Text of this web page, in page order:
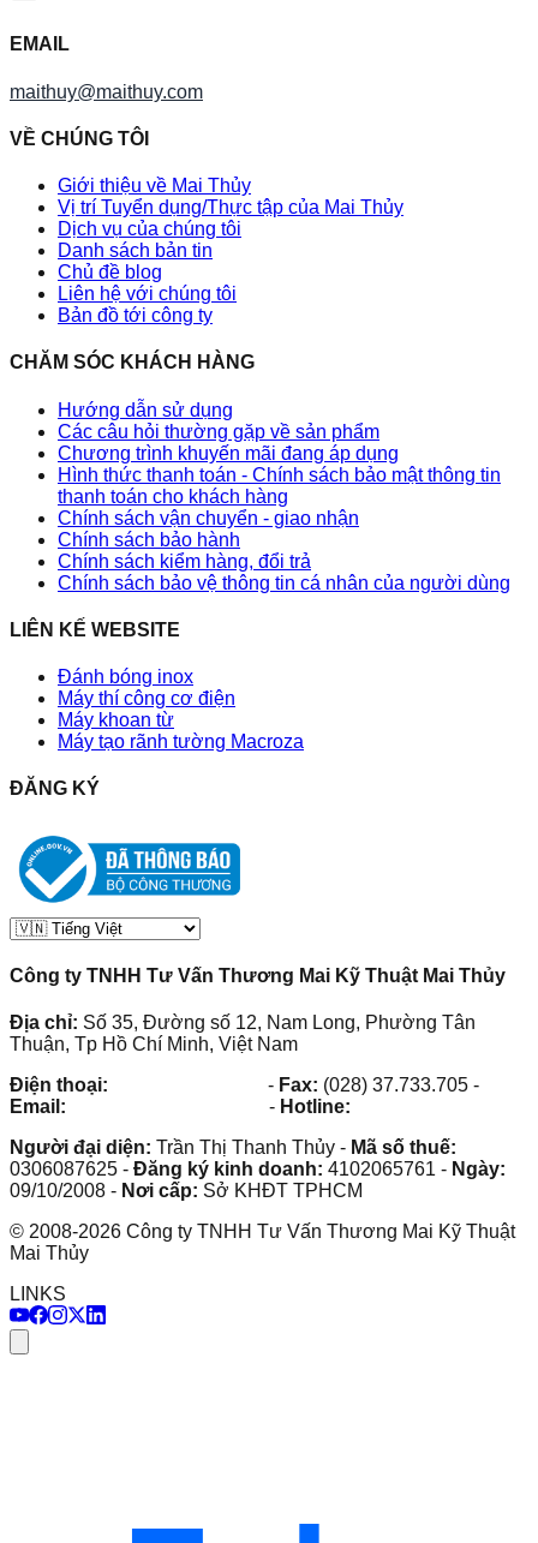
EMAIL
maithuy@maithuy.com
VỀ CHÚNG TÔI
Giới thiệu về Mai Thủy
Vị trí Tuyển dụng/Thực tập của Mai Thủy
Dịch vụ của chúng tôi
Danh sách bản tin
Chủ đề blog
Liên hệ với chúng tôi
Bản đồ tới công ty
CHĂM SÓC KHÁCH HÀNG
Hướng dẫn sử dụng
Các câu hỏi thường gặp về sản phẩm
Chương trình khuyến mãi đang áp dụng
Hình thức thanh toán - Chính sách bảo mật thông tin
thanh toán cho khách hàng
Chính sách vận chuyển - giao nhận
Chính sách bảo hành
Chính sách kiểm hàng, đổi trả
Chính sách bảo vệ thông tin cá nhân của người dùng
LIÊN KẾ WEBSITE
Đánh bóng inox
Máy thí công cơ điện
Máy khoan từ
Máy tạo rãnh tường Macroza
ĐĂNG KÝ
Công ty TNHH Tư Vấn Thương Mai Kỹ Thuật Mai Thủy
Địa chỉ: Số 35, Đường số 12, Nam Long, Phường Tân
Thuận, Tp Hồ Chí Minh, Việt Nam
Điện thoại:
- Fax: (028) 37.733.705 -
Email:
- Hotline:
Người đại diện: Trần Thị Thanh Thủy - Mã số thuế:
0306087625 - Đăng ký kinh doanh: 4102065761 - Ngày:
09/10/2008 - Nơi cấp: Sở KHĐT TPHCM
© 2008-2026 Công ty TNHH Tư Vấn Thương Mai Kỹ Thuật
Mai Thủy
LINKS